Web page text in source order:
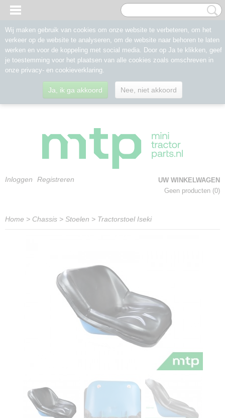
Inloggen Registreren
UW WINKELWAGEN
Geen producten (0)
Home > Chassis > Stoelen > Tractorstoel Iseki
Wij maken gebruik van cookies om onze website te verbeteren, om het
verkeer op de website te analyseren, om de website naar behoren te laten
werken en voor de koppeling met social media. Door op Ja te klikken, geef
je toestemming voor het plaatsen van alle cookies zoals omschreven in
onze privacy- en cookieverklaring.
Ja, ik ga akkoord Nee, niet akkoord